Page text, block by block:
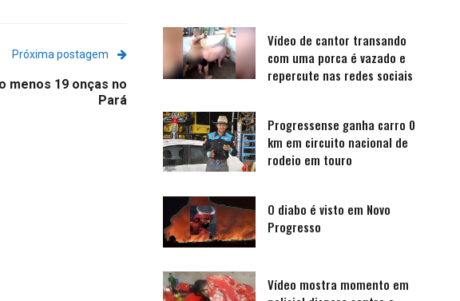
Próxima postagem
menos 19 onças no
Pará
Vídeo de cantor transando
com uma porca é vazado e
repercute nas redes sociais
Progressense ganha carro 0
km em circuito nacional de
rodeio em touro
O diabo é visto em Novo
Progresso
Vídeo mostra momento em